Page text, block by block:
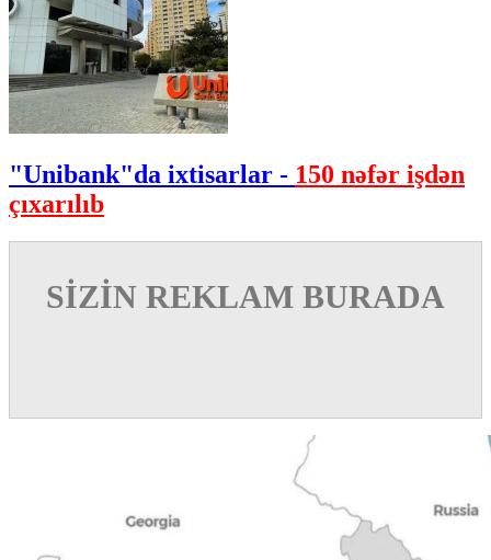
"Unibank"da ixtisarlar - 150 nəfər işdən
çıxarılıb
SİZİN REKLAM BURADA